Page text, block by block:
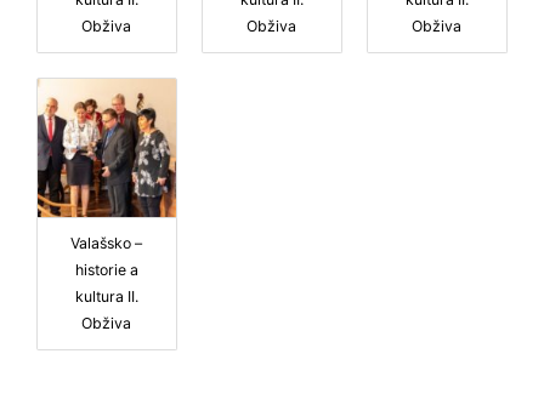
Obživa
Obživa
Obživa
Valašsko –
historie a
kultura II.
Obživa